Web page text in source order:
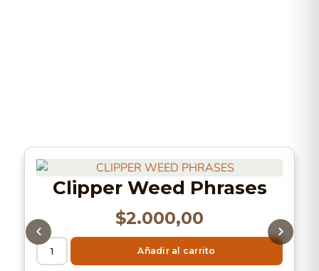
Clipper Weed Phrases
$2.000,00
Añadir al carrito